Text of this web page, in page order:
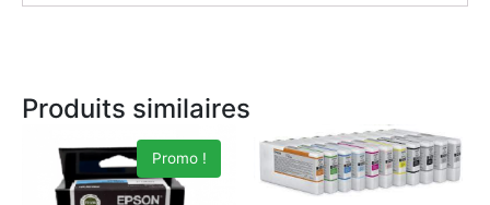
Produits similaires
Promo !